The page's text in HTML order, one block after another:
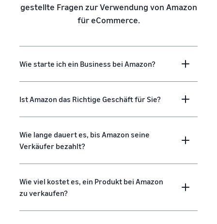
gestellte Fragen zur Verwendung von Amazon
für eCommerce.
Wie starte ich ein Business bei Amazon?
Ist Amazon das Richtige Geschäft für Sie?
Wie lange dauert es, bis Amazon seine
Verkäufer bezahlt?
Wie viel kostet es, ein Produkt bei Amazon
zu verkaufen?